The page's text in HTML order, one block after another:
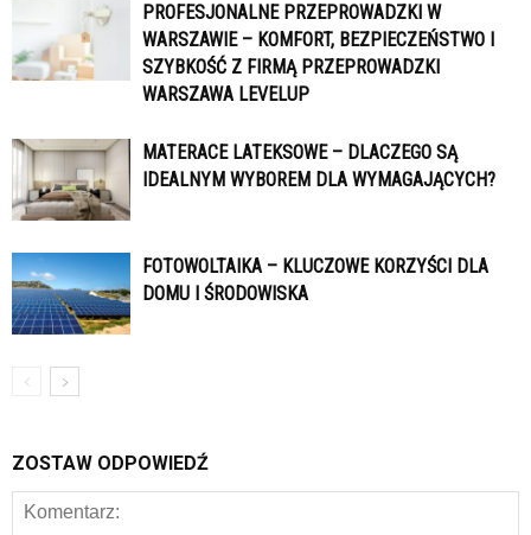
PROFESJONALNE PRZEPROWADZKI W
WARSZAWIE – KOMFORT, BEZPIECZEŃSTWO I
SZYBKOŚĆ Z FIRMĄ PRZEPROWADZKI
WARSZAWA LEVELUP
MATERACE LATEKSOWE – DLACZEGO SĄ
IDEALNYM WYBOREM DLA WYMAGAJĄCYCH?
FOTOWOLTAIKA – KLUCZOWE KORZYŚCI DLA
DOMU I ŚRODOWISKA
ZOSTAW ODPOWIEDŹ